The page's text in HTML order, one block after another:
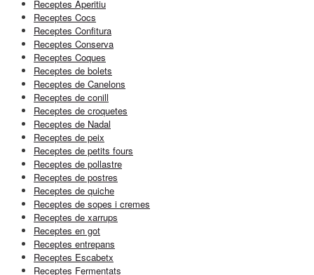
Receptes Aperitiu
Receptes Cocs
Receptes Confitura
Receptes Conserva
Receptes Coques
Receptes de bolets
Receptes de Canelons
Receptes de conill
Receptes de croquetes
Receptes de Nadal
Receptes de peix
Receptes de petits fours
Receptes de pollastre
Receptes de postres
Receptes de quiche
Receptes de sopes i cremes
Receptes de xarrups
Receptes en got
Receptes entrepans
Receptes Escabetx
Receptes Fermentats